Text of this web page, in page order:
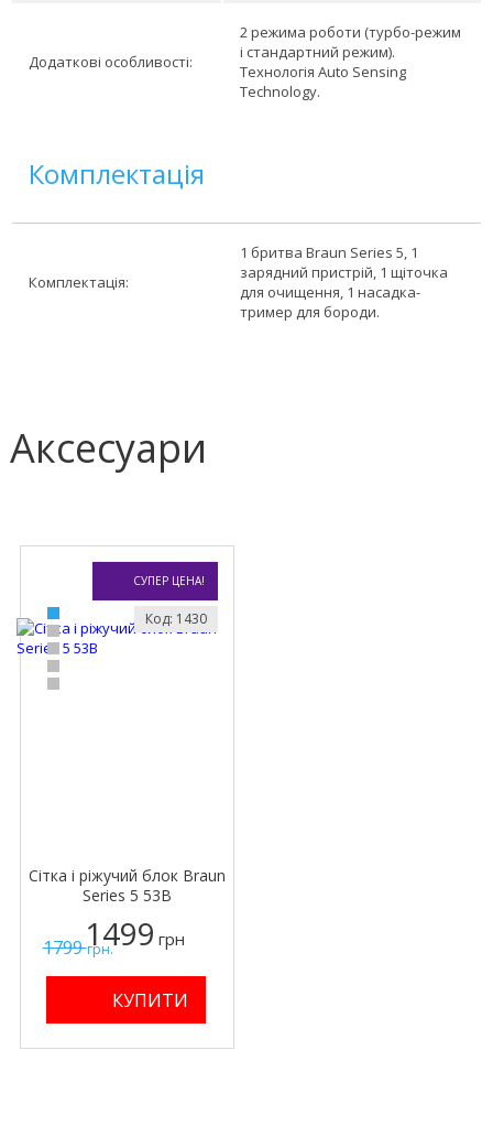
Додаткові особливості:
2 режима роботи (турбо-режим
і стандартний режим).
Технологія Auto Sensing
Technology.
Комплектація
Комплектація:
1 бритва Braun Series 5, 1
зарядний пристрій, 1 щіточка
для очищення, 1 насадка-
тример для бороди.
Аксесуари
СУПЕР ЦЕНА!
1799грн.
Сітка і ріжучий блок Braun
Series 5 53B
Код: 1430
1499 грн